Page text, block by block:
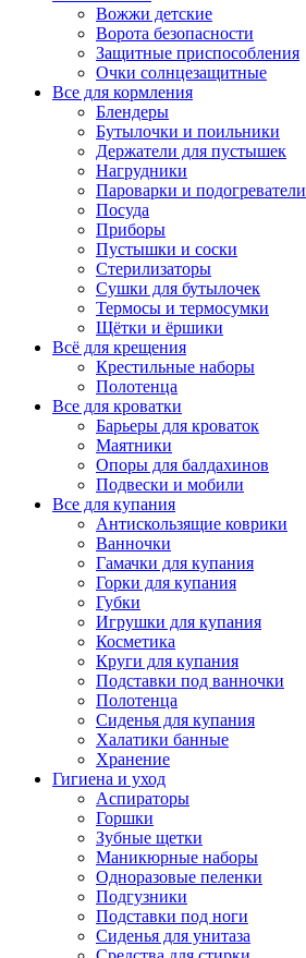
Вожжи детские
Ворота безопасности
Защитные приспособления
Очки солнцезащитные
Все для кормления
Блендеры
Бутылочки и поильники
Держатели для пустышек
Нагрудники
Пароварки и подогреватели
Посуда
Приборы
Пустышки и соски
Стерилизаторы
Сушки для бутылочек
Термосы и термосумки
Щётки и ёршики
Всё для крещения
Крестильные наборы
Полотенца
Все для кроватки
Барьеры для кроваток
Маятники
Опоры для балдахинов
Подвески и мобили
Все для купания
Антискользящие коврики
Ванночки
Гамачки для купания
Горки для купания
Губки
Игрушки для купания
Косметика
Круги для купания
Подставки под ванночки
Полотенца
Сиденья для купания
Халатики банные
Хранение
Гигиена и уход
Аспираторы
Горшки
Зубные щетки
Маникюрные наборы
Одноразовые пеленки
Подгузники
Подставки под ноги
Сиденья для унитаза